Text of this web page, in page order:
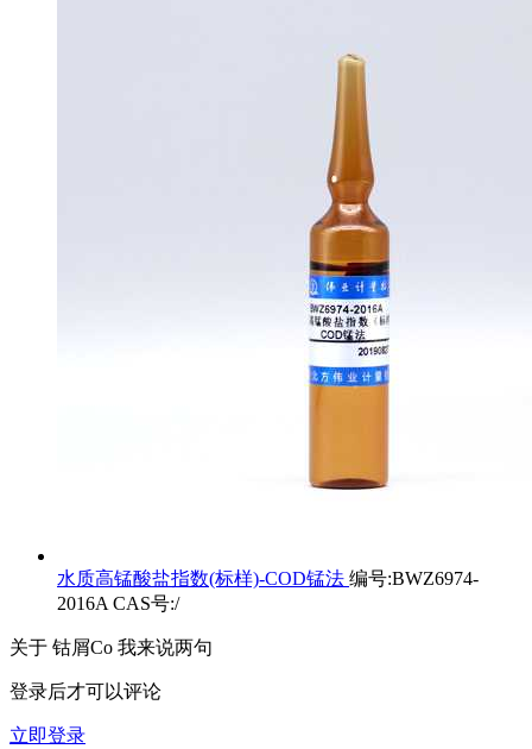
水质高锰酸盐指数(标样)-COD锰法 编号:BWZ6974-
2016A CAS号:/
关于 钴屑Co 我来说两句
登录后才可以评论
立即登录